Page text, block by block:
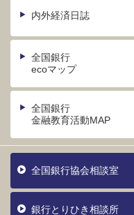
内外経済日誌
全国銀行
ecoマップ
全国銀行
金融教育活動MAP
全国銀行協会相談室
銀行とりひき相談所